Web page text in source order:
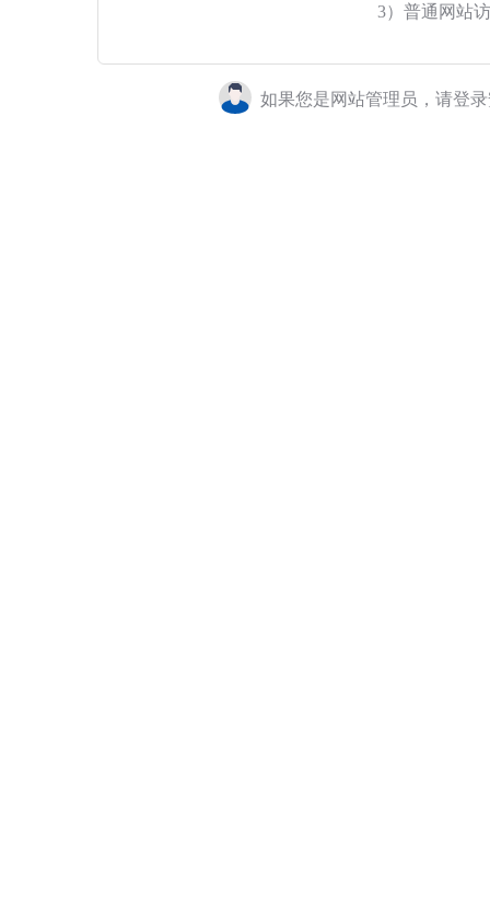
3）普通网站
如果您是网站管理员，请登